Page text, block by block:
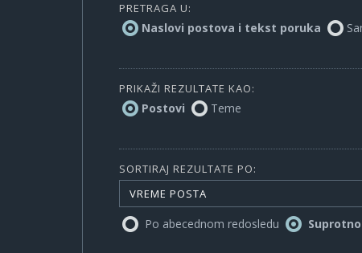
PRETRAGA U:
Naslovi postova i tekst poruka
PRIKAŽI REZULTATE KAO:
Postovi Teme
SORTIRAJ REZULTATE PO:
VREME POSTA
Po abecednom redosledu